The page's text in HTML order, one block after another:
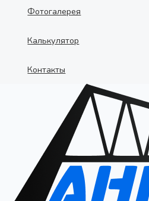
Фотогалерея
Калькулятор
Контакты